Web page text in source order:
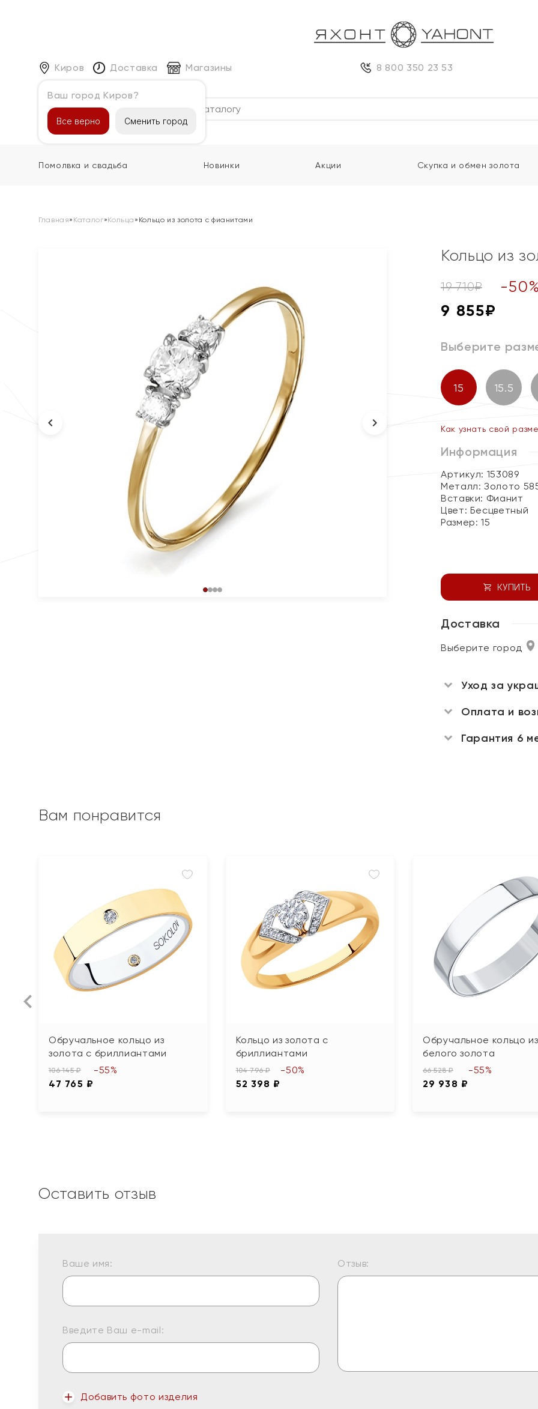
Киров
Ваш город Киров?
Все верно Сменить город
Доставка Магазины 8 800 350 23 53
Каталог
Помолвка и свадьба Новинки Акции Скупка и обмен золота
Главная» Каталог»Кольца » Кольцо из золота с фианитами
Кольцо из
19 710₽ -50%
9 855₽
Выберите
15 15.5
Как узнать свой
Информация
Артикул: 153089
Металл:Золото
Вставки: Фианит
Цвет: Бесцветный
Размер:15
КУПИТЬ
Доставка
Выберите город
Уход за
Оплата и
Гарантия 6
Вам понравится
Обручальное кольцо из
золота с бриллиантами
106 145 ₽
47 765 ₽
-55%
Кольцо из золота с
бриллиантами
104 796 ₽
52 398 ₽
-50%
Обручальное кольцо из
белого золота
66 528 ₽
29 938 ₽
-55%
Оставить отзыв
Ваше имя:
Введите Ваш e-mail:
Добавить фото изделия
Отзыв: